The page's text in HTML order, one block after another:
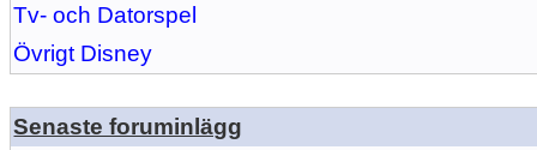
Tv- och Datorspel
Övrigt Disney
Senaste foruminlägg